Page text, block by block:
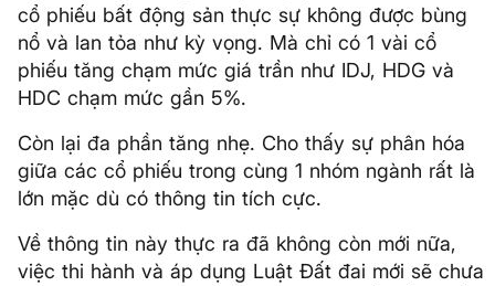
cổ phiếu bất động sản thực sự không được bùng
nổ và lan tỏa như kỳ vọng. Mà chỉ có 1 vài cổ
phiếu tăng chạm mức giá trần như IDJ, HDG và
HDC chạm mức gần 5%.
Còn lại đa phần tăng nhẹ. Cho thấy sự phân hóa
giữa các cổ phiếu trong cùng 1 nhóm ngành rất là
lớn mặc dù có thông tin tích cực.
Về thông tin này thực ra đã không còn mới nữa,
việc thi hành và áp dụng Luật Đất đai mới sẽ chưa